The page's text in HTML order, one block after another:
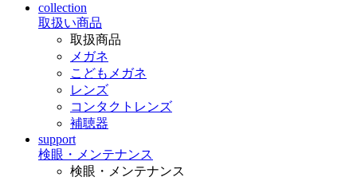
collection
取扱い商品
取扱商品
メガネ
こどもメガネ
レンズ
コンタクトレンズ
補聴器
support
検眼・メンテナンス
検眼・メンテナンス